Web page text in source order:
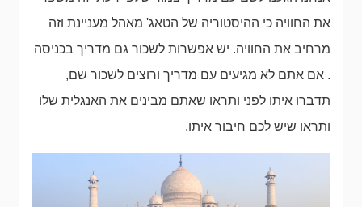
את החוויה כי ההיסטוריה של הטאג' מאהל מעניינת וזה
מרחיב את החוויה. יש אפשרות לשכור גם מדריך בכניסה
. אם אתם לא מגיעים עם מדריך ורוצים לשכור שם,
תדברו איתו לפני ותראו שאתם מבינים את האנגלית שלו
ותראו שיש לכם חיבור איתו.